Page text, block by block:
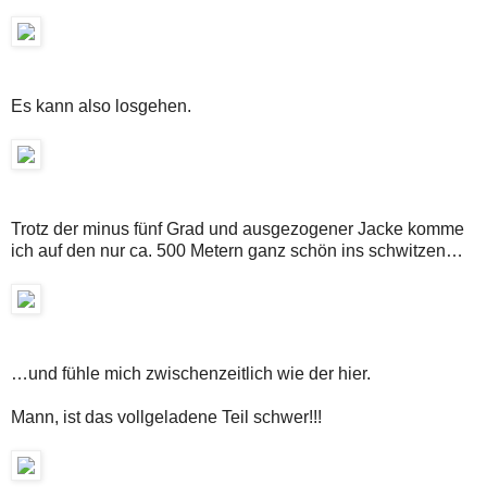
Es kann also losgehen.
Trotz der minus fünf Grad und ausgezogener Jacke komme
ich auf den nur ca. 500 Metern ganz schön ins schwitzen…
…und fühle mich zwischenzeitlich wie der hier.
Mann, ist das vollgeladene Teil schwer!!!